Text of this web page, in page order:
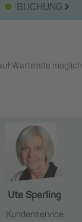
BUCHUNG
Warteliste möglich
Ute Sperling
Kundenservice